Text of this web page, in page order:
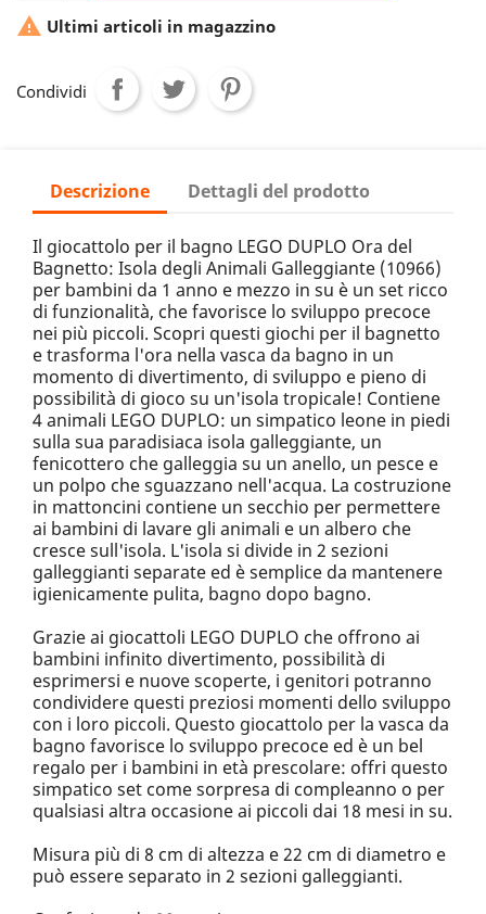
 Ultimi articoli in magazzino
Condividi
Descrizione Dettagli del prodotto
Il giocattolo per il bagno LEGO DUPLO Ora del
Bagnetto: Isola degli Animali Galleggiante (10966)
per bambini da 1 anno e mezzo in su è un set ricco
di funzionalità, che favorisce lo sviluppo precoce
nei più piccoli. Scopri questi giochi per il bagnetto
e trasforma l'ora nella vasca da bagno in un
momento di divertimento, di sviluppo e pieno di
possibilità di gioco su un'isola tropicale! Contiene
4 animali LEGO DUPLO: un simpatico leone in piedi
sulla sua paradisiaca isola galleggiante, un
fenicottero che galleggia su un anello, un pesce e
un polpo che sguazzano nell'acqua. La costruzione
in mattoncini contiene un secchio per permettere
ai bambini di lavare gli animali e un albero che
cresce sull'isola. L'isola si divide in 2 sezioni
galleggianti separate ed è semplice da mantenere
igienicamente pulita, bagno dopo bagno.
Grazie ai giocattoli LEGO DUPLO che offrono ai
bambini infinito divertimento, possibilità di
esprimersi e nuove scoperte, i genitori potranno
condividere questi preziosi momenti dello sviluppo
con i loro piccoli. Questo giocattolo per la vasca da
bagno favorisce lo sviluppo precoce ed è un bel
regalo per i bambini in età prescolare: offri questo
simpatico set come sorpresa di compleanno o per
qualsiasi altra occasione ai piccoli dai 18 mesi in su.
Misura più di 8 cm di altezza e 22 cm di diametro e
può essere separato in 2 sezioni galleggianti.